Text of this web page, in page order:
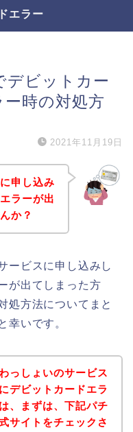
エラー
デビットカー
時の対処方
2021年11月19日
申し込み
ラーが出
か？
ービスに申し込みし
が出てしまった方
処方法についてまと
幸いです。
っしょいのサービス
デビットカードエラ
、まずは、下記パチ
サイトをチェックさ